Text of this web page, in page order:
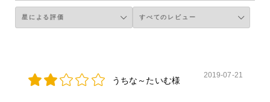
うちな～たいむ様
2019-07-21